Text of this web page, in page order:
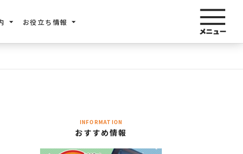
お役立ち情報
INFORMATION
おすすめ情報